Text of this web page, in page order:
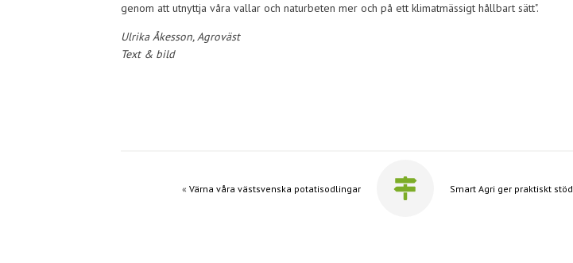
genom att utnyttja våra vallar och naturbeten mer och på ett klimatmässigt hållbart sätt".
Ulrika Åkesson, Agroväst
Text & bild
« Värna våra västsvenska potatisodlingar Smart Agri ger praktiskt stöd